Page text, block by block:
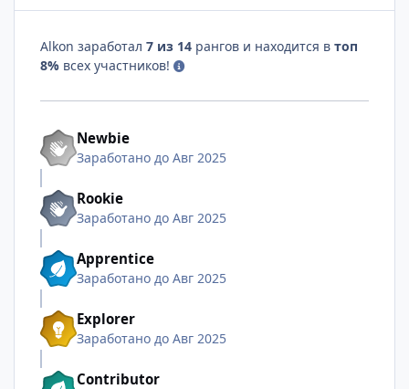
Alkon заработал 7 из 14 рангов и находится в топ
8% всех участников!
Newbie
Заработано до Авг 2025
Rookie
Заработано до Авг 2025
Apprentice
Заработано до Авг 2025
Explorer
Заработано до Авг 2025
Contributor